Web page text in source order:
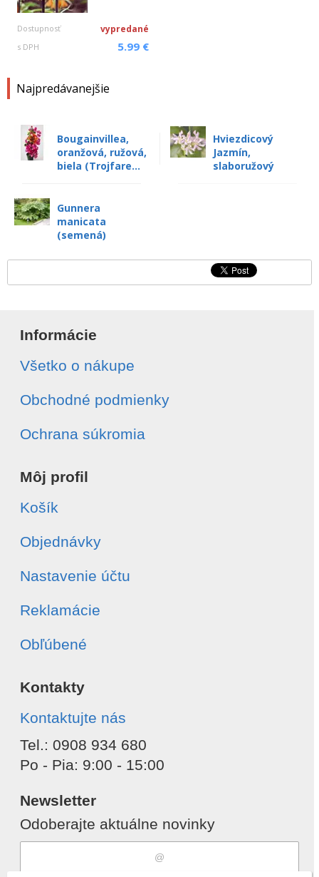
Dostupnosť vypredané
s DPH 5.99 €
Najpredávanejšie
Bougainvillea,
oranžová, ružová,
biela (Trojfare...
Hviezdicový
Jazmín,
slaboružový
Gunnera
manicata
(semená)
Informácie
Všetko o nákupe
Obchodné podmienky
Ochrana súkromia
Môj profil
Košík
Objednávky
Nastavenie účtu
Reklamácie
Obľúbené
Kontakty
Kontaktujte nás
Tel.: 0908 934 680
Po - Pia: 9:00 - 15:00
Newsletter
Odoberajte aktuálne novinky